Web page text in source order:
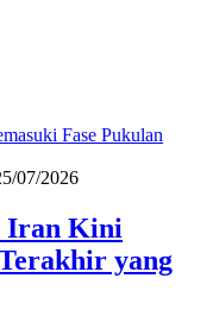
07/2026
Iran Kini
yang